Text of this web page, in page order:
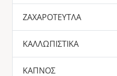
ΖΑΧΑΡΟΤΕΥΤΛΑ
ΚΑΛΛΩΠΙΣΤΙΚΑ
ΚΑΠΝΟΣ